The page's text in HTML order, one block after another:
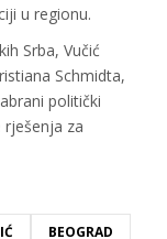
u regionu.
Srba, Vučić
Schmidta,
politički
za
BEOGRAD